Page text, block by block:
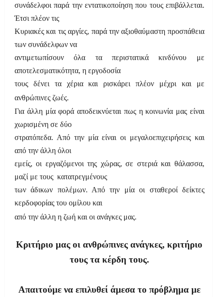
συνάδελφοι παρά την εντατικοποίηση που τους επιβάλλεται.
Έτσι πλέον τις
Κυριακές και τις αργίες, παρά την αξιοθαύμαστη προσπάθεια
των συνάδελφων να
αντιμετωπίσουν όλα τα περιστατικά κινδύνου με
αποτελεσματικότητα, η εργοδοσία
τους δένει τα χέρια και ρισκάρει πλέον μέχρι και με
ανθρώπινες ζωές.
Για άλλη μία φορά αποδεικνύεται πως η κοινωνία μας είναι
χωρισμένη σε δύο
στρατόπεδα. Από την μία είναι οι μεγαλοεπιχειρήσεις και
από την άλλη όλοι
εμείς, οι εργαζόμενοι της χώρας, σε στεριά και θάλασσα,
μαζί με τους κατατρεγμένους
των άδικων πολέμων. Από την μία οι σταθεροί δείκτες
κερδοφορίας του ομίλου και
από την άλλη η ζωή και οι ανάγκες μας.
Κριτήριο μας οι ανθρώπινες ανάγκες, κριτήριο
τους τα κέρδη τους.
Απαιτούμε να επιλυθεί άμεσα το πρόβλημα με